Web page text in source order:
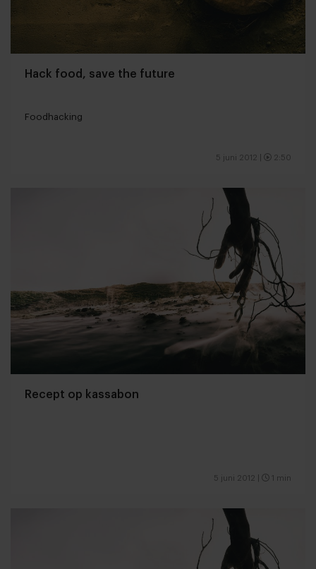
Hack food, save the future
Foodhacking
5 juni 2012 2:50
Recept op kassabon
5 juni 2012 1 min